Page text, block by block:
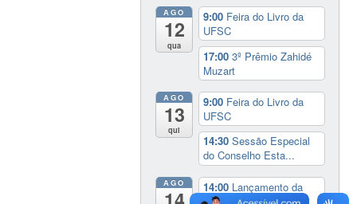
AGO
12
qua
9:00 Feira do Livro da
UFSC
17:003º Prêmio Zahidé
Muzart
AGO
13
qui
9:00 Feira do Livro da
UFSC
14:30Sessão Especial
do Conselho Esta...
AGO 14:00 Lançamento da
cinebiografia de D...